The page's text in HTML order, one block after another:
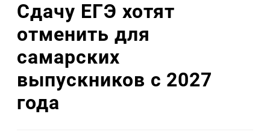
Сдачу ЕГЭ хотят
отменить для
самарских
выпускников с 2027
года